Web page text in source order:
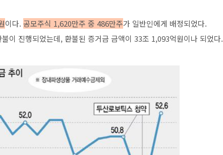
이다. 공모주식 1,620만주 중 486만주가 일반인에게 배정되었다.
이 진행되었는데, 환불된 증거금 금액이 33조 1,093억원이나 되었다.